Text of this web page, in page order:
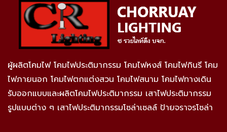
ผู้ผลิตโคมไฟ โคมไฟประติมากรรม โคมไฟหงส์ โคมไฟกินรี โคม
ไฟภายนอก โคมไฟตกแต่งสวน โคมไฟสนาม โคมไฟทางเดิน
รับออกแบบและผลิตโคมไฟประติมากรรม เสาไฟประติมากรรม
รูปแบบต่าง ๆ เสาไฟประติมากรรมโซล่าเซลล์ ป้ายจราจรโซล่า